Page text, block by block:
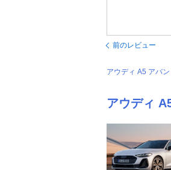
前のレビュー
アウディ A5 アバ
アウディ